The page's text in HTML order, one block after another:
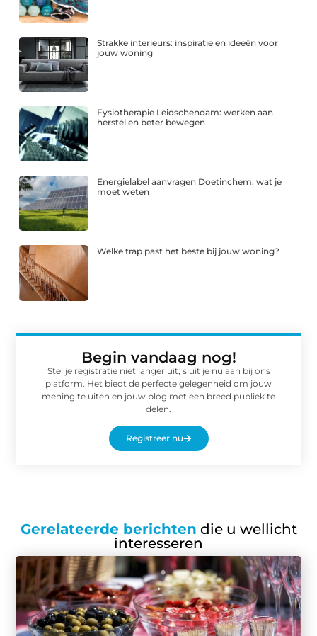
Strakke interieurs: inspiratie en ideeën voor
jouw woning
Fysiotherapie Leidschendam: werken aan
herstel en beter bewegen
Energielabel aanvragen Doetinchem: wat je
moet weten
Welke trap past het beste bij jouw woning?
Begin vandaag nog!
Stel je registratie niet langer uit; sluit je nu aan bij ons
platform. Het biedt de perfecte gelegenheid om jouw
mening te uiten en jouw blog met een breed publiek te
delen.
Registreer nu
Gerelateerde berichten die u wellicht
interesseren